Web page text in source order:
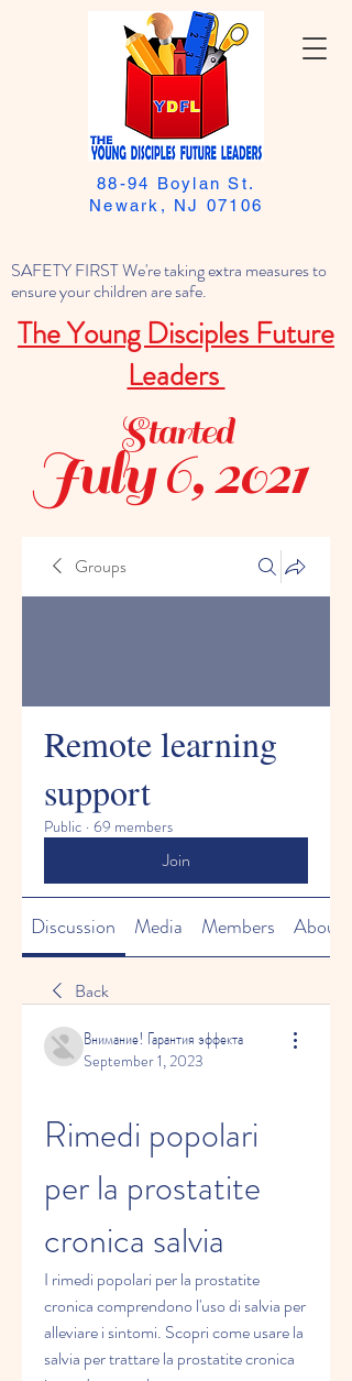
SAFETY FIRST We're taking extra measures to
ensure your children are safe.
The Young Disciples Future
Leaders
88-94 Boylan St.
Newark, NJ 07106
July 6, 2021
Started
Groups
Remote learning
support
Public · 69 members
Join
Discussion Media Members About
Back
Внимание! Гарантия эффекта
September 1, 2023
Rimedi popolari
per la prostatite
cronica salvia
I rimedi popolari per la prostatite
cronica comprendono l'uso di salvia per
alleviare i sintomi. Scopri come usare la
salvia per trattare la prostatite cronica